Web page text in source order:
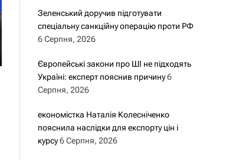
Зеленський доручив підготувати
спеціальну санкційну операцію проти РФ
6 Серпня, 2026
Європейські закони про ШІ не підходять
Україні: експерт пояснив причину 6
Серпня, 2026
економістка Наталія Колесніченко
пояснила наслідки для експорту цін і
курсу 6 Серпня, 2026